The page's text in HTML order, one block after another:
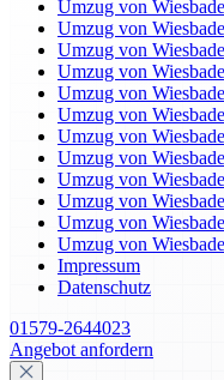
Umzug von
Umzug von
Umzug von
Umzug von
Umzug von
Umzug von
Umzug von
Umzug von
Umzug von
Umzug von
Umzug von
Umzug von
Impressum
Datenschutz
01579-2644023
Angebot anfordern